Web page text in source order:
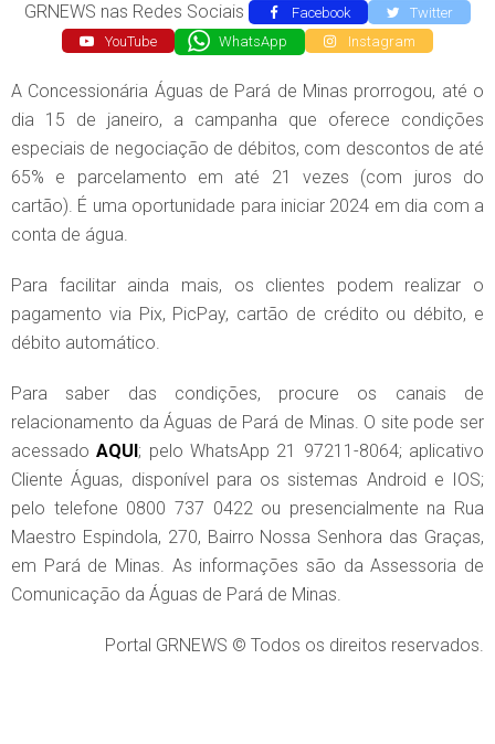
GRNEWS nas Redes Sociais Facebook
Twitter
YouTube
WhatsApp Instagram
A Concessionária Águas de Pará de Minas prorrogou, até o
dia 15 de janeiro, a campanha que oferece condições
especiais de negociação de débitos, com descontos de até
65% e parcelamento em até 21 vezes (com juros do
cartão). É uma oportunidade para iniciar 2024 em dia com a
conta de água.
Para facilitar ainda mais, os clientes podem realizar o
pagamento via Pix, PicPay, cartão de crédito ou débito, e
débito automático.
Para saber das condições, procure os canais de
relacionamento da Águas de Pará de Minas. O site pode ser
acessadoAQUI ; pelo WhatsApp 21 97211-8064; aplicativo
Cliente Águas, disponível para os sistemas Android e IOS;
pelo telefone 0800 737 0422 ou presencialmente na Rua
Maestro Espindola, 270, Bairro Nossa Senhora das Graças,
em Pará de Minas. As informações são da Assessoria de
Comunicação da Águas de Pará de Minas.
Portal GRNEWS © Todos os direitos reservados.